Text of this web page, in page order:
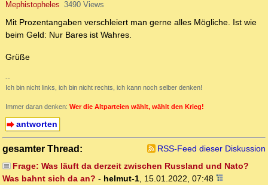
Mephistopheles 3490 Views
Mit Prozentangaben verschleiert man gerne alles Mögliche. Ist wie
beim Geld: Nur Bares ist Wahres.
Grüße
--
Ich bin nicht links, ich bin nicht rechts, ich kann noch selber denken!
Immer daran denken: Wer die Altparteien wählt, wählt den Krieg!
antworten
gesamter Thread:
RSS-Feed dieser Diskussion
Frage: Was läuft da derzeit zwischen Russland und Nato?
Was bahnt sich da an? - helmut-1, 15.01.2022, 07:48